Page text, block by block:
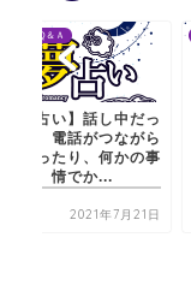
夢占いＱ＆Ａ
【夢占い】話し中だっ
たり、電話がつながら
なかったり、何かの事
情でか...
2021年7月21日